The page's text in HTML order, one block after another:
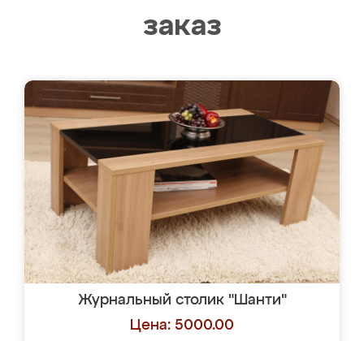
заказ
Журнальный столик "Шанти"
Цена: 5000.00